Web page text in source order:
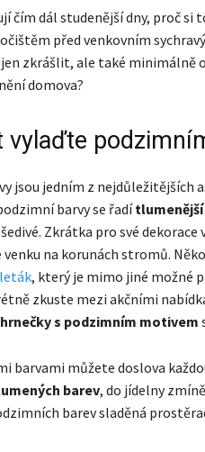
čím dál studenější dny, proč
před venkovním
zkrášlit, ale také minimálně
domova?
vylaďte
jsou jedním z nejdůležitějších
barvy se řadítlumenější
Zkrátka pro své
na korunách stromů.
, který je mimo jiné možné
zkuste mezi akčními
hrnečky s podzimním motivem
barvami můžete doslova
barev, do jídelny
barev sladěná